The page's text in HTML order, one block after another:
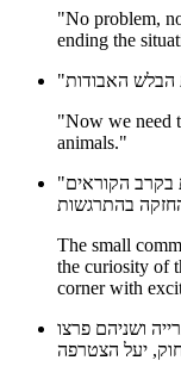
"No problem,
ending the
"Now we need
animals."
"הרעש הקטן שקם סביבם החל למשוך סקרנות בקרב הקוראים
The small
the curiosity of
corner with
ושניהם פרצו